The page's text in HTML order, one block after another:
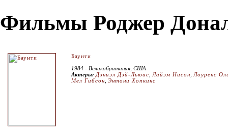
Фильмы Роджер
Баунти
1984 - Великобритания, США
Актеры: Дэниэл Дэй-Льюис Лайэм Нисон
Лоуренс
Мел Гибсон Энтони Хопкинс